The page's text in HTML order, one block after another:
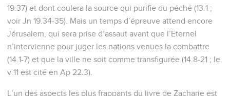
19.37) et dont coulera la source qui purifie du péché (13.1 ;
voir Jn 19.34-35). Mais un temps d’épreuve attend encore
Jérusalem, qui sera prise d’assaut avant que l’Eternel
n’intervienne pour juger les nations venues la combattre
(14.1-7) et que la ville ne soit comme transfigurée (14.8-21 ; le
v.11 est cité en Ap 22.3).
L’un des aspects les plus frappants du livre de Zacharie est